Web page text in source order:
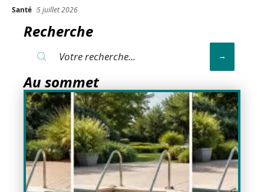
Santé 5 juillet 2026
Recherche
Au sommet